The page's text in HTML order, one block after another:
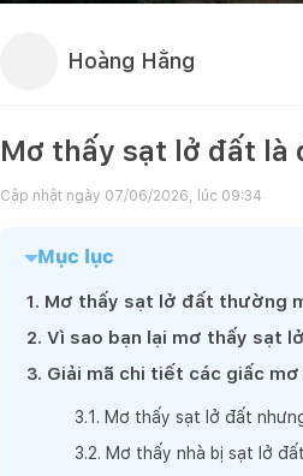
Hoàng Hằng
Mơ thấy sạt lở đất là
Cập nhật ngày 07/06/2026, lúc 09:34
Mục lục
1. Mơ thấy sạt lở đất thường
2. Vì sao bạn lại mơ thấy sạt
3. Giải mã chi tiết các giấc
3.1 . Mơ thấy sạt lở đất
3.2. Mơ thấy nhà bị sạt lở